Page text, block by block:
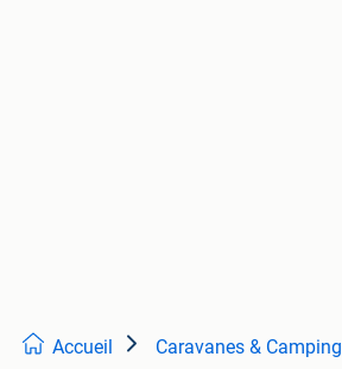
Accueil Caravanes & Camping